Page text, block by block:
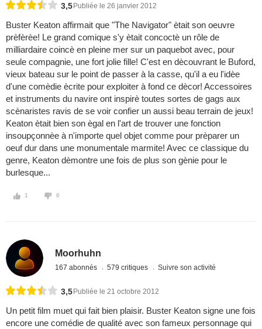
3,5 Publiée le 26 janvier 2012
Buster Keaton affirmait que "The Navigator" ètait son oeuvre
prèfèrèe! Le grand comique s'y ètait concoctè un rôle de
milliardaire coincè en pleine mer sur un paquebot avec, pour
seule compagnie, une fort jolie fille! C'est en dècouvrant le Buford,
vieux bateau sur le point de passer à la casse, qu'il a eu l'idèe
d'une comèdie ècrite pour exploiter à fond ce dècor! Accessoires
et instruments du navire ont inspirè toutes sortes de gags aux
scènaristes ravis de se voir confier un aussi beau terrain de jeux!
Keaton ètait bien son ègal en l'art de trouver une fonction
insoupçonnèe à n'importe quel objet comme pour prèparer un
oeuf dur dans une monumentale marmite! Avec ce classique du
genre, Keaton dèmontre une fois de plus son gènie pour le
burlesque...
1 0
Moorhuhn
167 abonnés 579 critiques Suivre son activité
3,5 Publiée le 21 octobre 2012
Un petit film muet qui fait bien plaisir. Buster Keaton signe une fois
encore une comédie de qualité avec son fameux personnage qui